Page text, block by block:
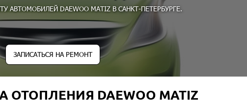
АВТОМОБИЛЕЙ DAEWOO MATIZ В САНКТ-ПЕТЕРБУРГЕ.
ЗАПИСАТЬСЯ НА РЕМОНТ
DAEWOO MATIZ